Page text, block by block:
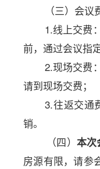
（三）会议
1.线上交费
前，通过会议指
2.现场交费
请到现场交费；
3.往返交通
销。
（四） 本次
房源有限，请参